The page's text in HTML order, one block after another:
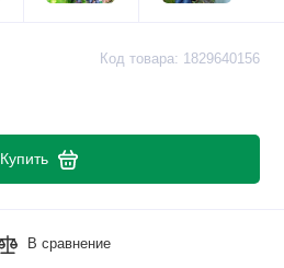
Код товара: 1829640156
Купить
В сравнение